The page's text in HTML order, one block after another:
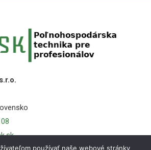
používať naše webové stránky